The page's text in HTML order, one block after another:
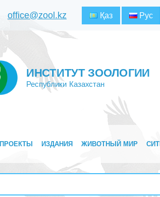
office@zool.kz Қаз Рус
ИНСТИТУТ ЗООЛОГИИ
Республики Казахстан
ПРОЕКТЫ ИЗДАНИЯ ЖИВОТНЫЙ МИР